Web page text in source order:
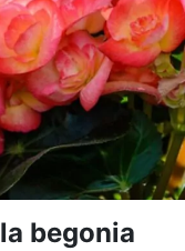
begonia